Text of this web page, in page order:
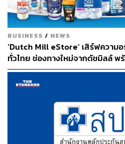
BUSINESS / NEWS
‘Dutch Mill eStore’ เสิร์ฟควา
ทั่วไทย ช่องทางใหม่จากดัชมิลล์ พ
ประเทศ ส่งไว สั่งก่อนเที่ยง ได้ขอ
เย็นตรงจากโรงงาน